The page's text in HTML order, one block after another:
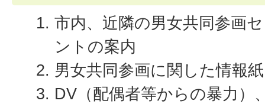
市内、近隣の男女共同参画
ントの案内
男女共同参画に関した情報紙
DV（配偶者等からの暴力）